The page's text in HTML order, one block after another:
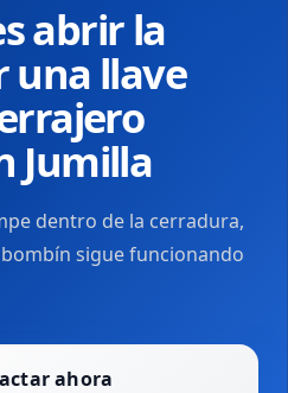
abrir la
una llave
Jumilla
dentro de la cerradura,
sigue funcionando
ahora